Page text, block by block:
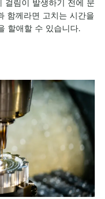
걸림이 발생하기 전에 문
함께라면 고치는 시간을
할애할 수 있습니다.